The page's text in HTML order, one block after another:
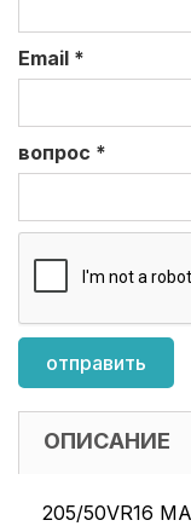
Email *
вопрос *
ОПИСАНИЕ
205/50VR16